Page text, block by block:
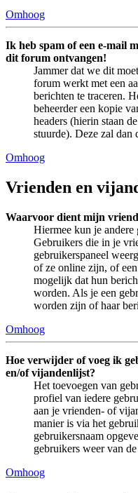
Omhoog
Ik heb spam of een e-mail
dit forum ontvangen!
Jammer dat we dit
forum werkt met een
berichten te traceren.
beheerder een kopie
headers (hierin staan
stuurde). Deze zal dan
Omhoog
Vrienden en
Waarvoor dient mijn
Hiermee kun je andere
Gebruikers die in je
gebruikerspaneel
of ze online zijn, of
mogelijk dat hun
worden. Als je een
worden zijn of haar
Omhoog
Hoe verwijder of voeg ik
en/of vijandenlijst?
Het toevoegen van
profiel van iedere
aan je vrienden- of
manier is via het
gebruikersnaam
gebruikers weer van
Omhoog